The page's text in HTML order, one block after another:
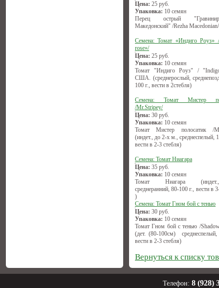
Цена: 25 руб.
Упаковка: 10 семян
Перец острый
Македонский" /Rezha Macedonian/
Семена: Томат «Индиго Роуз»
rose»/
Цена: 25 руб.
Упаковка: 10 семян
Томат "Индиго Роуз" /
США. (среднерослый,
100 г., вести в 2стебля)
Семена: Томат Мистер
/Mr.Stripey/
Цена: 30 руб.
Упаковка: 10 семян
Томат Мистер полосатик /
(индет., до 2-х м., среднеспелый,
вести в 2-3 стебля)
Семена: Томат Ниагара
Цена: 35 руб.
Упаковка: 10 семян
Томат Ниагара
среднеранний, 80-100 г., вести в
)
Семена: Томат Гном бой с тенью
Цена: 30 руб.
Упаковка: 10 семян
Томат Гном бой с тенью /
(дет. (80-100см)
вести в 2-3 стебля)
Вернуться к списку
Телефон: 8 (928)